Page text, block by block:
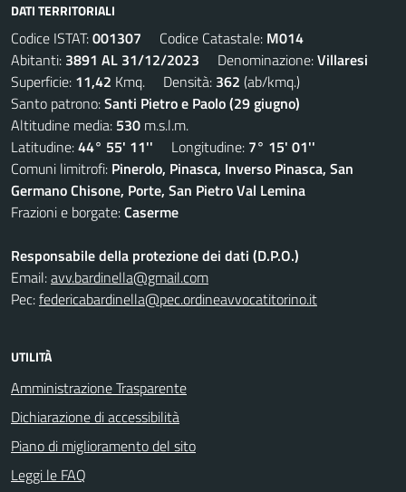
DATI TERRITORIALI
Codice ISTAT:001307 Codice Catastale: M014
Abitanti: 3891 AL 31/12/2023 Denominazione:Villaresi
Superficie: 11,42 Kmq. Densità: 362 (ab/kmq.)
Santo patrono:Santi Pietro e Paolo (29 giugno)
Altitudine media: 530 m.s.l.m.
Latitudine:44° 55' 11'' Longitudine: 7° 15' 01''
Comuni limitrofi: Pinerolo, Pinasca, Inverso Pinasca, San
Germano Chisone, Porte, San Pietro Val Lemina
Frazioni e borgate:Caserme
Responsabile della protezione dei dati (D.P.O.)
Email:avv.bardinella@gmail.com
Pec:federicabardinella@pec.ordineavvocatitorino.it
UTILITÀ
Amministrazione Trasparente
Dichiarazione di accessibilità
Piano di miglioramento del sito
Leggi le FAQ